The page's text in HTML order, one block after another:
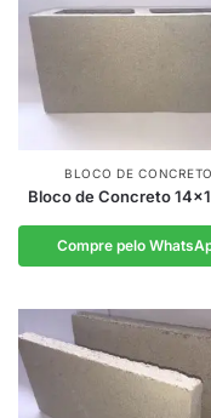
BLOCO DE CONCRETO
Bloco de Concreto
Compre pelo